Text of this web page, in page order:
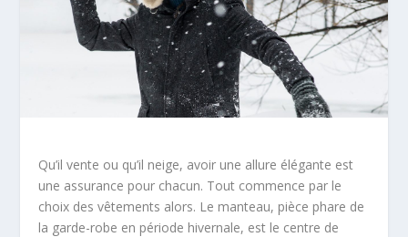
Qu’il vente ou qu’il neige, avoir une allure élégante est
une assurance pour chacun. Tout commence par le
choix des vêtements alors. Le manteau, pièce phare de
la garde-robe en période hivernale, est le centre de